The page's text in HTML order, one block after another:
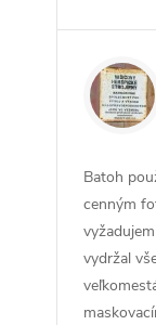
ZW
Batoh
cenným
vydržal